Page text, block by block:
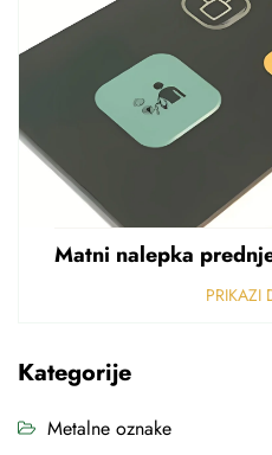
PRIKAZI
Kategorije
Metalne oznake